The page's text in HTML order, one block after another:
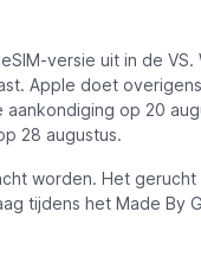
versie uit in de
Apple doet
op 20
28 augustus.
worden. Het
tijdens het Made By